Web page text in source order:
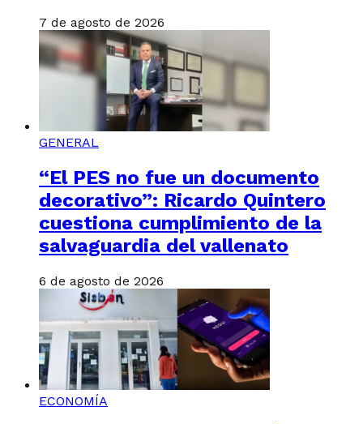
7 de agosto de 2026
GENERAL
“El PES no fue un documento
decorativo”: Ricardo Quintero
cuestiona cumplimiento de la
salvaguardia del vallenato
6 de agosto de 2026
ECONOMÍA